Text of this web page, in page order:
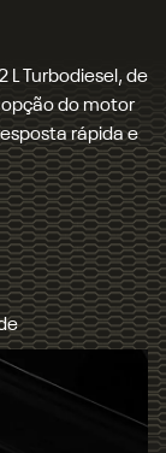
Turbodiesel, de
do motor
rápida e